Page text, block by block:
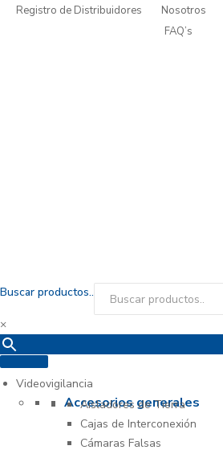
Registro de Distribuidores Nosotros
FAQ’s
Buscar productos..
×
Videovigilancia
Accesorios generales
Aisladores de Tierra
Cajas de Interconexión
Cámaras Falsas